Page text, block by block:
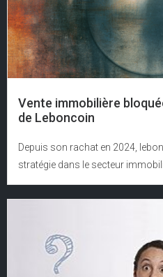
Vente immobilière
de Leboncoin
Depuis son rachat en 2024,
stratégie dans le secteur